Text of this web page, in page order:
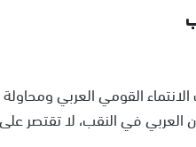
القومي العربي
في النقب، لا تقتصر على